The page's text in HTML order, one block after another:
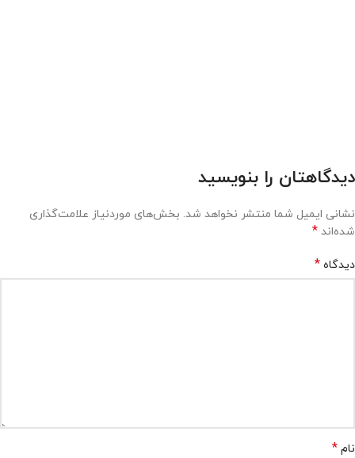
دیدگاهتان را بنویسید
نشانی ایمیل شما منتشر نخواهد شد. بخش‌های موردنیاز علامت‌گذاری
شده‌اند *
دیدگاه *
نام *